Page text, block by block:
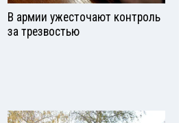
В армии ужесточают контроль
за трезвостью